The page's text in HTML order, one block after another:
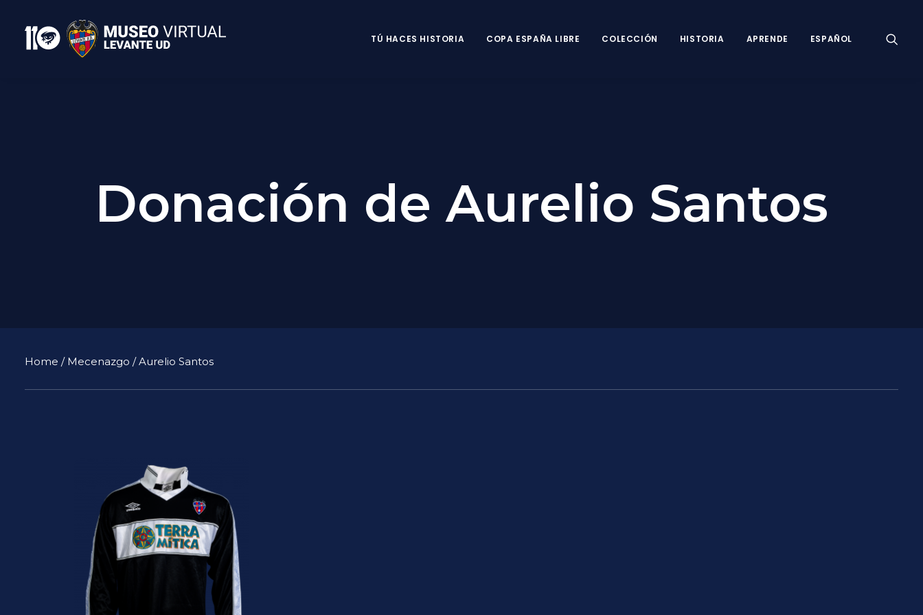
TÚ HACES HISTORIA COPA ESPAÑA LIBRE COLECCIÓN HISTORIA APRENDE ESPAÑOL
Donación de Aurelio Santos
Home / Mecenazgo / Aurelio Santos